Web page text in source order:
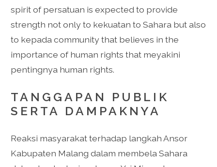
spirit of persatuan is expected to provide
strength not only to kekuatan to Sahara but also
to kepada community that believes in the
importance of human rights that meyakini
pentingnya human rights.
TANGGAPAN PUBLIK
SERTA DAMPAKNYA
Reaksi masyarakat terhadap langkah Ansor
Kabupaten Malang dalam membela Sahara